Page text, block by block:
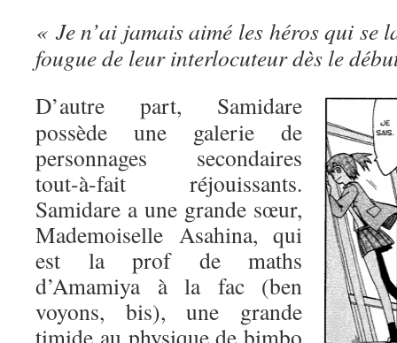
« Je n’ai jamais aimé les héros qui se
fougue de leur interlocuteur dès le
D’autre part, Samidare
possède une galerie de
personnages secondaires
tout-à-fait réjouissants.
Samidare a une grande sœur,
Mademoiselle Asahina, qui
est la prof de maths
d’Amamiya à la fac (ben
voyons, bis), une grande
timide au physique de bimbo